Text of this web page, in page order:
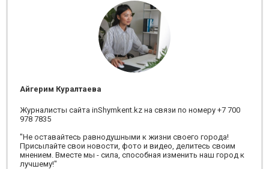
Айгерим Куралтаева
Журналисты сайта inShymkent.kz на связи по номеру +7 700
978 7835
"Не оставайтесь равнодушными к жизни своего города!
Присылайте свои новости, фото и видео, делитесь своим
мнением. Вместе мы - сила, способная изменить наш город к
лучшему!"